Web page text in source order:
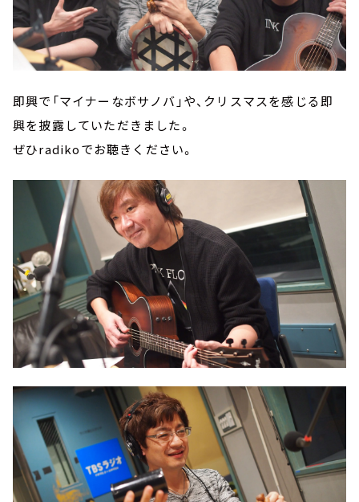
即興で「マイナーなボサノバ」や、クリスマスを感じる即
興を披露していただきました。
ぜひradikoでお聴きください。